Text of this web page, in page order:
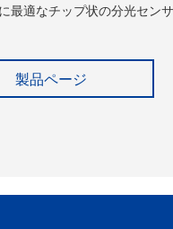
最適なチップ状の分光セン
製品ページ